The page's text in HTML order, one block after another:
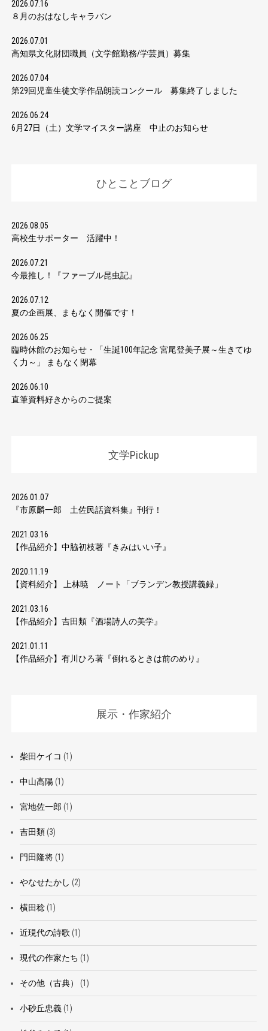
2026.07.16
８月のおはなしキャラバン
2026.07.01
高知県文化財団職員（文学館勤務/学芸員）募集
2026.07.04
第29回児童生徒文学作品朗読コンクール 募集終了しました
2026.06.24
6月27日（土）文学マイスター講座 中止のお知らせ
ひとことブログ
2026.08.05
高校生サポーター 活躍中！
2026.07.21
今最推し！『ファーブル昆虫記』
2026.07.12
夏の企画展、まもなく開催です！
2026.06.25
臨時休館のお知らせ・「生誕100年記念 宮尾登美子展～生きてゆ
く力～」 まもなく閉幕
2026.06.10
直筆資料好きからのご提案
文学Pickup
2026.01.07
『市原麟一郎 土佐民話資料集』刊行！
2021.03.16
【作品紹介】中脇初枝著『きみはいい子』
2020.11.19
【資料紹介】 上林暁 ノート「ブランデン教授講義録」
2021.03.16
【作品紹介】吉田類『酒場詩人の美学』
2021.01.11
【作品紹介】有川ひろ著『倒れるときは前のめり』
展示・作家紹介
柴田ケイコ (1)
中山高陽(1)
宮地佐一郎 (1)
吉田類(3)
門田隆将(1)
やなせたかし (2)
横田稔(1)
近現代の詩歌 (1)
現代の作家たち (1)
その他（古典） (1)
小砂丘忠義(1)